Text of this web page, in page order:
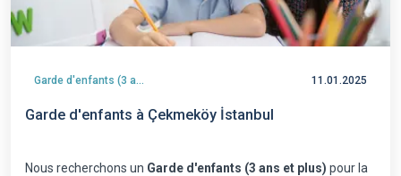
Garde d'enfants (3 ans et plus) 11.01.2025
Garde d'enfants à Çekmeköy İstanbul
Nous recherchons un Garde d'enfants (3 ans et plus) pour la